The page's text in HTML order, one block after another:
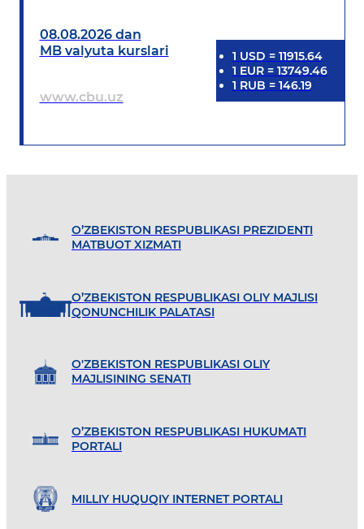
08.08.2026 dan
MB valyuta kurslari
www.cbu.uz
1 USD = 11915.64
1 EUR= 13749.46
1 RUB = 146.19
O’ZBEKISTON RESPUBLIKASI PREZIDENTI
MATBUOT XIZMATI
O’ZBEKISTON RESPUBLIKASI OLIY MAJLISI
QONUNCHILIK PALATASI
O'ZBEKISTON RESPUBLIKASI OLIY
MAJLISINING SENATI
O’ZBEKISTON RESPUBLIKASI HUKUMATI
PORTALI
MILLIY HUQUQIY INTERNET PORTALI